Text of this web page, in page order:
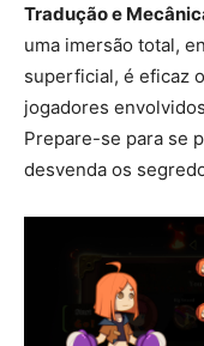
Tradução e
uma imersão total,
superficial, é eficaz
jogadores
Prepare-se para se
desvenda os